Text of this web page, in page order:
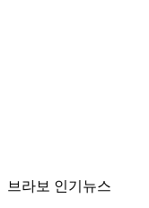
브라보 인기뉴스